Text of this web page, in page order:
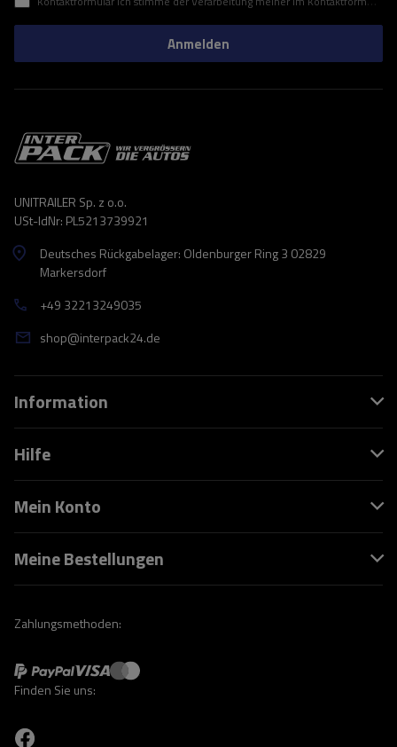
Anmelden
UNITRAILER Sp. z o.o.
USt-IdNr: PL5213739921
Deutsches Rückgabelager: Oldenburger Ring 3 02829
Markersdorf
+49 32213249035
shop@interpack24.de
Information
Hilfe
Mein Konto
Meine Bestellungen
Zahlungsmethoden:
Finden Sie uns: